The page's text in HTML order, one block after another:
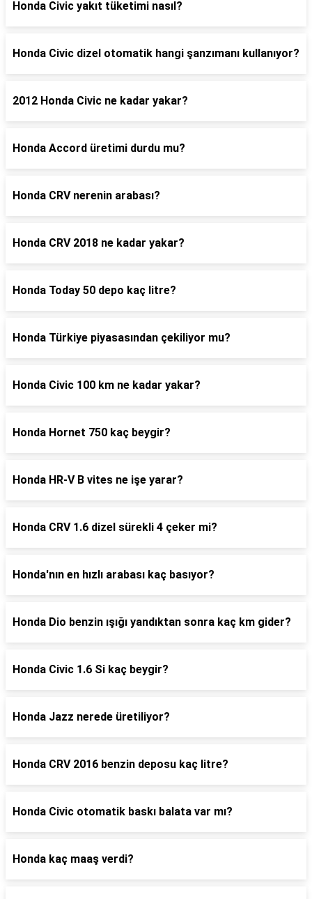
Honda Civic yakıt tüketimi nasıl?
Honda Civic dizel otomatik hangi şanzımanı kullanıyor?
2012 Honda Civic ne kadar yakar?
Honda Accord üretimi durdu mu?
Honda CRV nerenin arabası?
Honda CRV 2018 ne kadar yakar?
Honda Today 50 depo kaç litre?
Honda Türkiye piyasasından çekiliyor mu?
Honda Civic 100 km ne kadar yakar?
Honda Hornet 750 kaç beygir?
Honda HR-V B vites ne işe yarar?
Honda CRV 1.6 dizel sürekli 4 çeker mi?
Honda'nın en hızlı arabası kaç basıyor?
Honda Dio benzin ışığı yandıktan sonra kaç km gider?
Honda Civic 1.6 Si kaç beygir?
Honda Jazz nerede üretiliyor?
Honda CRV 2016 benzin deposu kaç litre?
Honda Civic otomatik baskı balata var mı?
Honda kaç maaş verdi?